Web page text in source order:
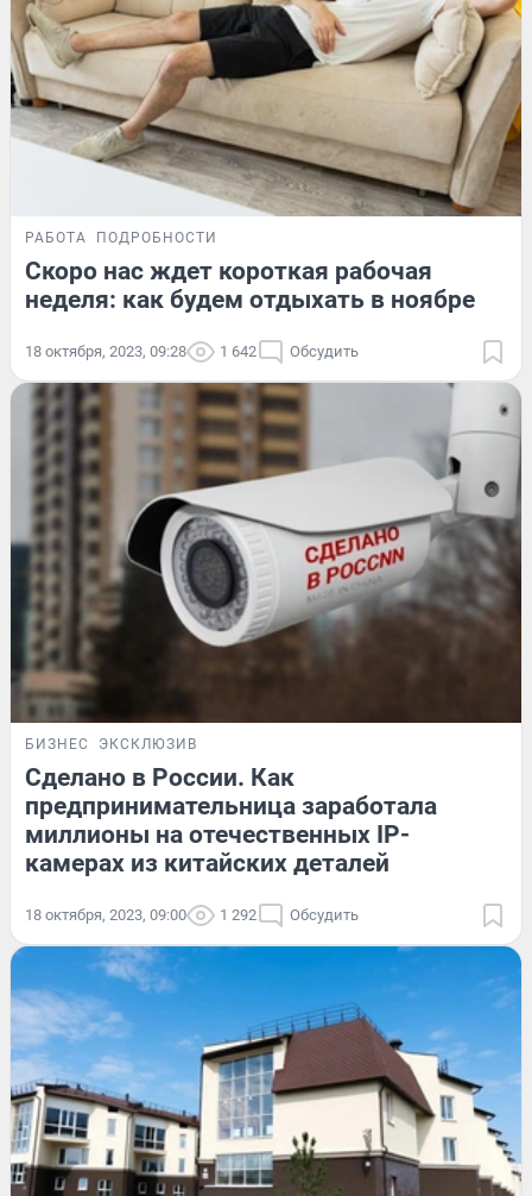
РАБОТА ПОДРОБНОСТИ
Скоро нас ждет короткая рабочая
неделя: как будем отдыхать в ноябре
18 октября, 2023, 09:28 1 642 Обсудить
БИЗНЕС ЭКСКЛЮЗИВ
Сделано в России. Как
предпринимательница заработала
миллионы на отечественных IP-
камерах из китайских деталей
18 октября, 2023, 09:00 1 292 Обсудить